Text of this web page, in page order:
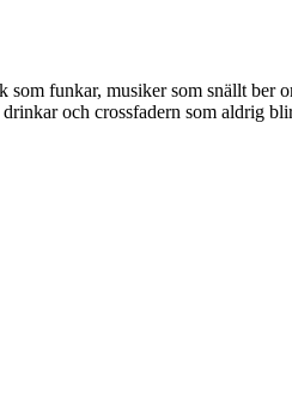
funkar, musiker som snällt
och crossfadern som aldrig